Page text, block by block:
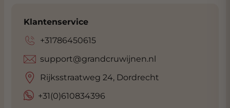
Klantenservice
+31786450615
+31(0)610834396
support@grandcruwijnen.nl
Rijksstraatweg 24, Dordrecht